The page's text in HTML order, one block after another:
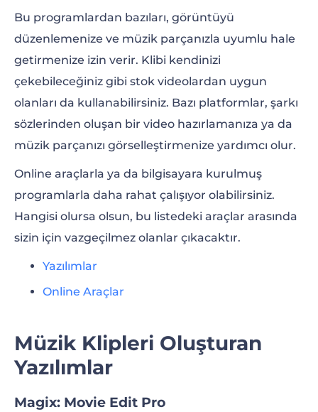
Kalp Atışı Monitörü Müzik Görselleştirici
Bu programlardan bazıları, görüntüyü
düzenlemenize ve müzik parçanızla uyumlu hale
getirmenize izin verir. Klibi kendinizi
çekebileceğiniz gibi stok videolardan uygun
olanları da kullanabilirsiniz. Bazı platformlar, şarkı
sözlerinden oluşan bir video hazırlamanıza ya da
müzik parçanızı görselleştirmenize yardımcı olur.
Online araçlarla ya da bilgisayara kurulmuş
programlarla daha rahat çalışıyor olabilirsiniz.
Hangisi olursa olsun, bu listedeki araçlar arasında
sizin için vazgeçilmez olanlar çıkacaktır.
Yazılımlar
Online Araçlar
Müzik Klipleri Oluşturan
Yazılımlar
Magix: Movie Edit Pro